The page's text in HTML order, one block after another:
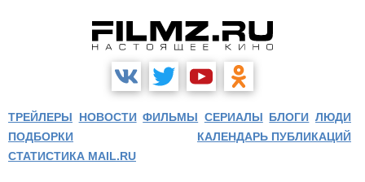
ТРЕЙЛЕРЫ НОВОСТИ ФИЛЬМЫ СЕРИАЛЫ БЛОГИ ЛЮДИ
ПОДБОРКИ
КАЛЕНДАРЬ ПУБЛИКАЦИЙ
СТАТИСТИКА MAIL.RU